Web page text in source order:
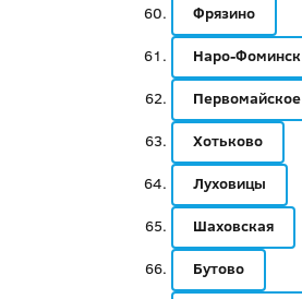
Фрязино
Наро-Фоминск
Первомайское
Хотьково
Луховицы
Шаховская
Бутово